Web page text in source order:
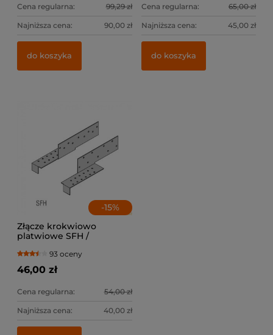
Cena regularna: 99,29 zł
Najniższa cena: 90,00 zł
do koszyka
Cena regularna: 65,00 zł
Najniższa cena: 45,00 zł
do koszyka
-15%
Złącze krokwiowo
platwiowe SFH /
93 oceny
46,00 zł
Cena regularna: 54,00 zł
Najniższa cena: 40,00 zł